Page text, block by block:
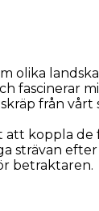
olika
fascinerar
från
koppla
strävan
betraktaren.